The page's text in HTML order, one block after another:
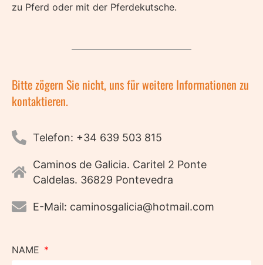
zu Pferd oder mit der Pferdekutsche.
Bitte zögern Sie nicht, uns für weitere Informationen zu
kontaktieren.
Telefon: +34 639 503 815
Caminos de Galicia. Caritel 2 Ponte
Caldelas. 36829 Pontevedra
E-Mail: caminosgalicia@hotmail.com
NAME